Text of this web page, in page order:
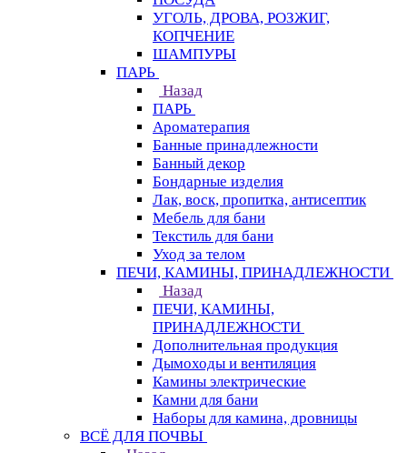
УГОЛЬ, ДРОВА, РОЗЖИГ,
КОПЧЕНИЕ
ШАМПУРЫ
ПАРЬ
Назад
ПАРЬ
Ароматерапия
Банные принадлежности
Банный декор
Бондарные изделия
Лак, воск, пропитка, антисептик
Мебель для бани
Текстиль для бани
Уход за телом
ПЕЧИ, КАМИНЫ, ПРИНАДЛЕЖНОСТИ
Назад
ПЕЧИ, КАМИНЫ,
ПРИНАДЛЕЖНОСТИ
Дополнительная продукция
Дымоходы и вентиляция
Камины электрические
Камни для бани
Наборы для камина, дровницы
ВСЁ ДЛЯ ПОЧВЫ